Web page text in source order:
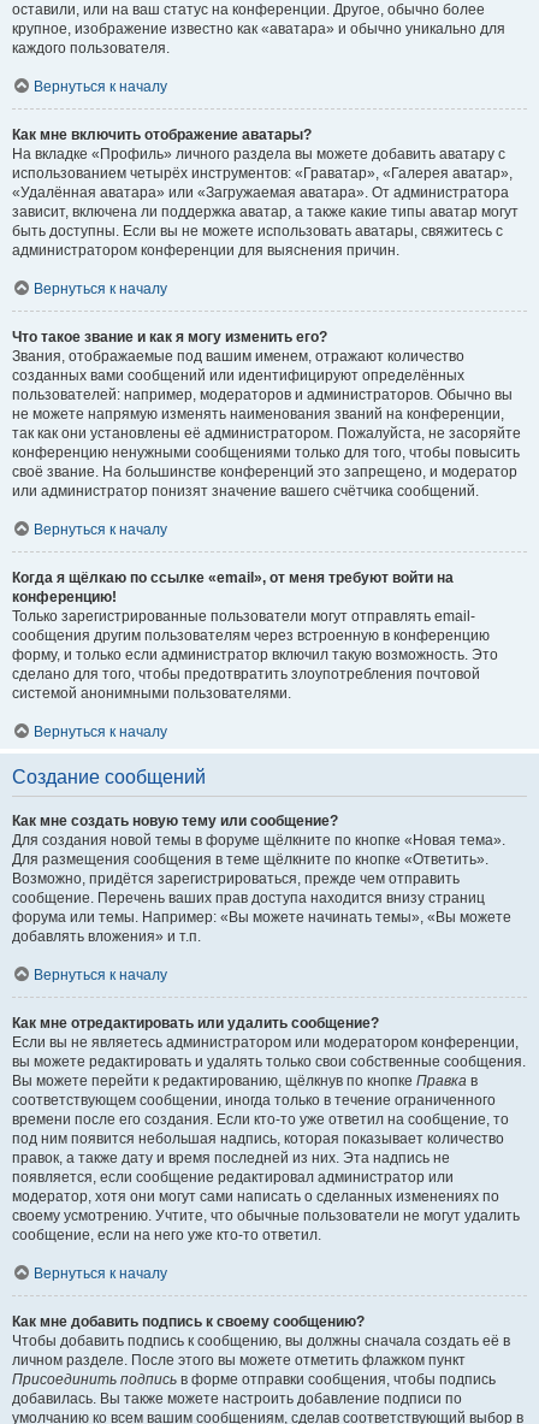
оставили, или на ваш статус на конференции. Другое, обычно более
крупное, изображение известно как «аватара» и обычно уникально для
каждого пользователя.
Вернуться к началу
Как мне включить отображение аватары?
На вкладке «Профиль» личного раздела вы можете добавить аватару с
использованием четырёх инструментов: «Граватар», «Галерея аватар»,
«Удалённая аватара» или «Загружаемая аватара». От администратора
зависит, включена ли поддержка аватар, а также какие типы аватар могут
быть доступны. Если вы не можете использовать аватары, свяжитесь с
администратором конференции для выяснения причин.
Вернуться к началу
Что такое звание и как я могу изменить его?
Звания, отображаемые под вашим именем, отражают количество
созданных вами сообщений или идентифицируют определённых
пользователей: например, модераторов и администраторов. Обычно вы
не можете напрямую изменять наименования званий на конференции,
так как они установлены её администратором. Пожалуйста, не засоряйте
конференцию ненужными сообщениями только для того, чтобы повысить
своё звание. На большинстве конференций это запрещено, и модератор
или администратор понизят значение вашего счётчика сообщений.
Вернуться к началу
Когда я щёлкаю по ссылке «email», от меня требуют войти на
конференцию!
Только зарегистрированные пользователи могут отправлять email-
сообщения другим пользователям через встроенную в конференцию
форму, и только если администратор включил такую возможность. Это
сделано для того, чтобы предотвратить злоупотребления почтовой
системой анонимными пользователями.
Вернуться к началу
Создание сообщений
Как мне создать новую тему или сообщение?
Для создания новой темы в форуме щёлкните по кнопке «Новая тема».
Для размещения сообщения в теме щёлкните по кнопке «Ответить».
Возможно, придётся зарегистрироваться, прежде чем отправить
сообщение. Перечень ваших прав доступа находится внизу страниц
форума или темы. Например: «Вы можете начинать темы», «Вы можете
добавлять вложения» и т.п.
Вернуться к началу
Как мне отредактировать или удалить сообщение?
Если вы не являетесь администратором или модератором конференции,
вы можете редактировать и удалять только свои собственные сообщения.
Вы можете перейти к редактированию, щёлкнув по кнопке Правка в
соответствующем сообщении, иногда только в течение ограниченного
времени после его создания. Если кто-то уже ответил на сообщение, то
под ним появится небольшая надпись, которая показывает количество
правок, а также дату и время последней из них. Эта надпись не
появляется, если сообщение редактировал администратор или
модератор, хотя они могут сами написать о сделанных изменениях по
своему усмотрению. Учтите, что обычные пользователи не могут удалить
сообщение, если на него уже кто-то ответил.
Вернуться к началу
Как мне добавить подпись к своему сообщению?
Чтобы добавить подпись к сообщению, вы должны сначала создать её в
личном разделе. После этого вы можете отметить флажком пункт
Присоединить подпись в форме отправки сообщения, чтобы подпись
добавилась. Вы также можете настроить добавление подписи по
умолчанию ко всем вашим сообщениям, сделав соответствующий выбор в